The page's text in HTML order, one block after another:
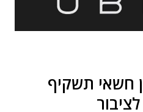
חשאי תשקיף